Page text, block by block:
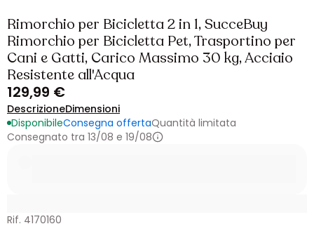
Rimorchio per Bicicletta 2 in 1, SucceBuy
Rimorchio per Bicicletta Pet, Trasportino per
Cani e Gatti, Carico Massimo 30 kg, Acciaio
Resistente all'Acqua
129,99 €
DescrizioneDimensioni
DisponibileConsegna offertaQuantità limitata
Consegnato tra 13/08 e 19/08
Rif. 4170160